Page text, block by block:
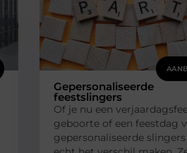
Gepersonaliseerde
feestslingers
Of je nu een
geboorte of een feestdag
gepersonaliseerde